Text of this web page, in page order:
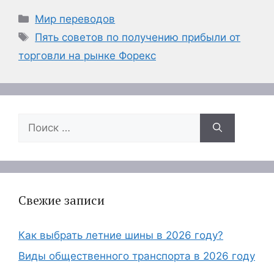
Рубрики
Мир переводов
Метки
Пять советов по получению прибыли от
торговли на рынке Форекс
Поиск:
Свежие записи
Как выбрать летние шины в 2026 году?
Виды общественного транспорта в 2026 году